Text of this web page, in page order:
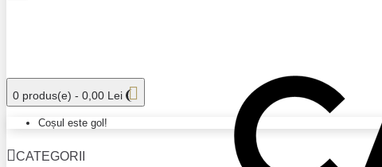
0 produs(e) - 0,00 Lei
Coșul este gol!
CATEGORII